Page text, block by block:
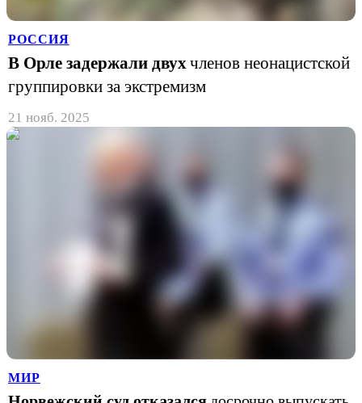
РОССИЯ
В Орле задержали двух членов неонацистской
группировки за экстремизм
21 нояб. 2025
МИР